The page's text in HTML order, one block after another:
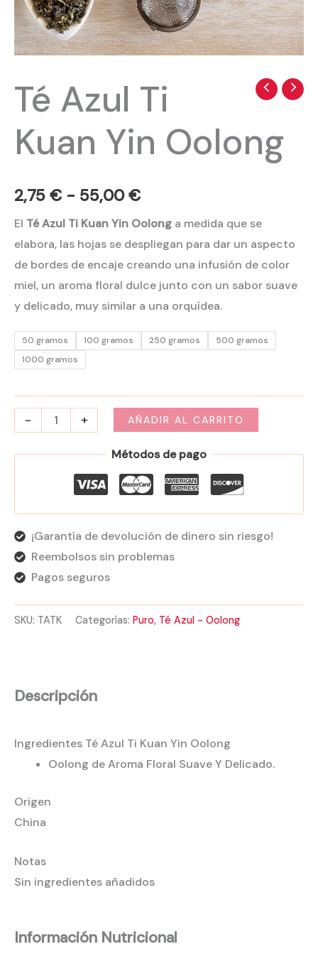
Té Azul Ti
Kuan Yin Oolong
2,75 € - 55,00€
Rango
precios:
hasta
55,00 €
El Té Azul Ti Kuan Yin Oolong a medida que se
elabora, las hojas se despliegan para dar un aspecto
de bordes de encaje creando una infusión de color
miel, un aroma floral dulce junto con un sabor suave
y delicado, muy similar a una orquídea.
50 gramos 100 gramos 250 gramos
500 gramos
1000 gramos
-
Té
Azul
Ti
Kuan
Oolong
+ AÑADIR AL CARRITO
Métodos de pago
¡Garantía de devolución de dinero sin riesgo!
Reembolsos sin problemas
Pagos seguros
SKU: TATK Categorías: Puro, Té Azul - Oolong
Descripción
Ingredientes Té Azul Ti Kuan Yin Oolong
Oolong de Aroma Floral Suave Y Delicado.
Origen
China
Notas
Sin ingredientes añadidos
Información Nutricional